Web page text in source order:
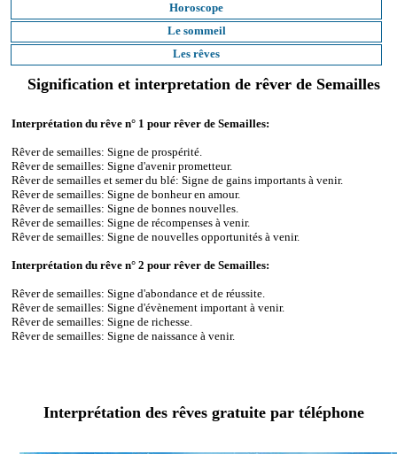
Horoscope
Le sommeil
Les rêves
Signification et interpretation de rêver de Semailles
Interprétation du rêve n° 1 pour rêver de Semailles:
Rêver de semailles: Signe de prospérité.
Rêver de semailles: Signe d'avenir prometteur.
Rêver de semailles et semer du blé: Signe de gains importants à venir.
Rêver de semailles: Signe de bonheur en amour.
Rêver de semailles: Signe de bonnes nouvelles.
Rêver de semailles: Signe de récompenses à venir.
Rêver de semailles: Signe de nouvelles opportunités à venir.
Interprétation du rêve n° 2 pour rêver de Semailles:
Rêver de semailles: Signe d'abondance et de réussite.
Rêver de semailles: Signe d'évènement important à venir.
Rêver de semailles: Signe de richesse.
Rêver de semailles: Signe de naissance à venir.
Interprétation des rêves gratuite par téléphone